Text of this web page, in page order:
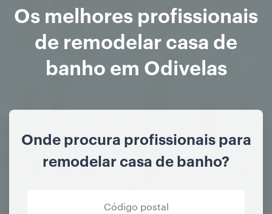
Os melhores profissionais
de remodelar casa de
banho em Odivelas
Onde procura profissionais para
remodelar casa de banho?